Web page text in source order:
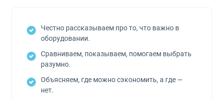
Честно рассказываем про то, что важно в
оборудовании.
Сравниваем, показываем, помогаем выбрать
разумно.
Объясняем, где можно сэкономить, а где —
нет.